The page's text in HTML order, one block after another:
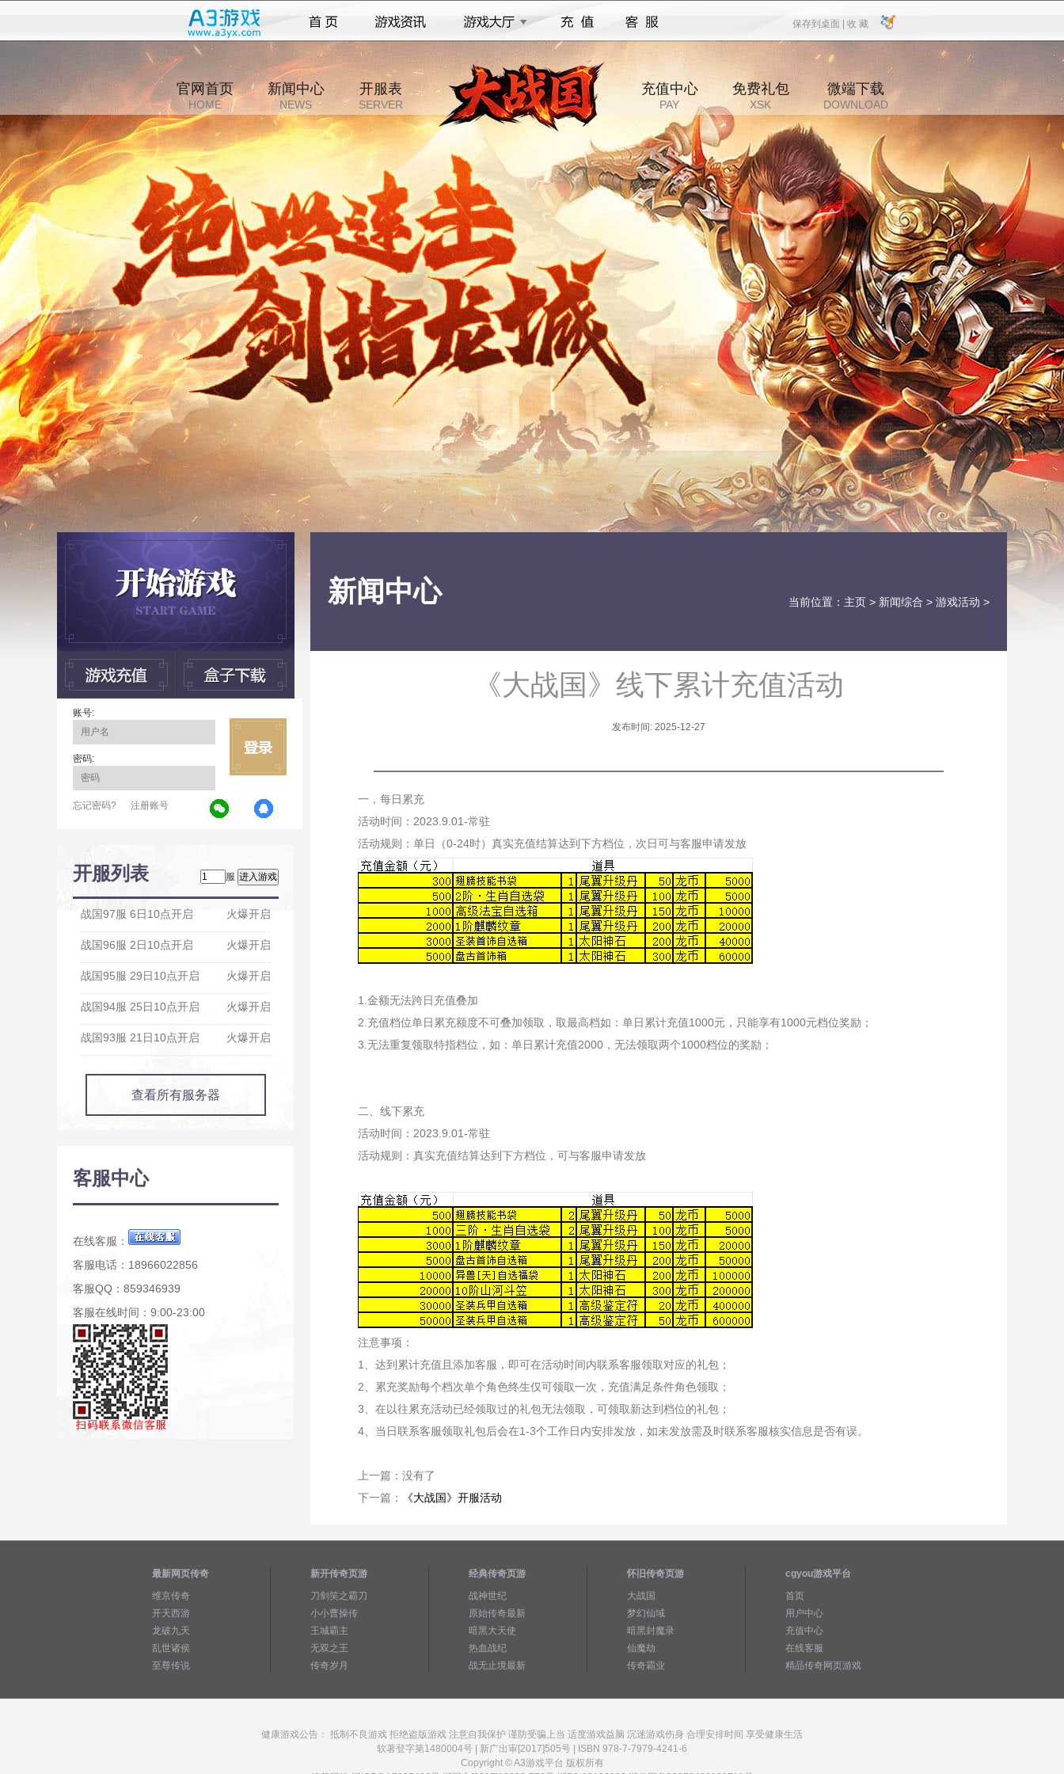
保存到桌面 |
保存到桌面 收 藏
收 藏
官网首页
HOME
新闻中心
NEWS
开服表
SERVER
充值中心
PAY
免费礼包
XSK
微端下载
DOWNLOAD
账号:
密码:
忘记密码? 注册账号
开服列表 服
火爆开启
战国97服 6日10点开启
火爆开启
战国96服 2日10点开启
火爆开启
战国95服 29日10点开启
火爆开启
战国94服 25日10点开启
火爆开启
战国93服 21日10点开启
查看所有服务器
客服中心
在线客服：
客服电话：18966022856
客服QQ：859346939
客服在线时间：9:00-23:00
新闻中心 当前位置： 主页 > 新闻综合 > 游戏活动 >
《大战国》线下累计充值活动
发布时间: 2025-12-27
一，每日累充
活动时间：2023.9.01-常驻
活动规则：单日（0-24时）真实充值结算达到下方档位，次日可与客服申请发放
1.金额无法跨日充值叠加
2.充值档位单日累充额度不可叠加领取，取最高档如：单日累计充值1000元，只能享有1000元档位奖励；
3.无法重复领取特指档位，如：单日累计充值2000，无法领取两个1000档位的奖励；
二、线下累充
活动时间：2023.9.01-常驻
活动规则：真实充值结算达到下方档位，可与客服申请发放
注意事项：
1、达到累计充值且添加客服，即可在活动时间内联系客服领取对应的礼包；
2、累充奖励每个档次单个角色终生仅可领取一次，充值满足条件角色领取；
3、在以往累充活动已经领取过的礼包无法领取，可领取新达到档位的礼包；
4、当日联系客服领取礼包后会在1-3个工作日内安排发放，如未发放需及时联系客服核实信息是否有误。
上一篇： 没有了
下一篇：
《大战国》开服活动
最新网页传奇
维京传奇
开天西游
龙破九天
乱世诸侯
至尊传说
新开传奇页游
刀剑笑之霸刀
小小曹操传
王城霸主
无双之王
传奇岁月
经典传奇页游
战神世纪
原始传奇最新
暗黑大天使
热血战纪
战无止境最新
怀旧传奇页游
大战国
梦幻仙域
暗黑封魔录
仙魔劫
传奇霸业
cgyou游戏平台
首页
用户中心
充值中心
在线客服
精品传奇网页游戏
健康游戏公告： 抵制不良游戏 拒绝盗版游戏 注意自我保护 谨防受骗上当 适度游戏益脑 沉迷游戏伤身 合理安排时间 享受健康生活
软著登字第1480004号 | 新广出审[2017]505号 | ISBN 978-7-7979-4241-6
Copyright © A3游戏平台 版权所有